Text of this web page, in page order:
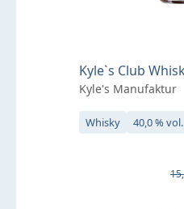
Kyle`s Club
Kyle's Manufaktur
Whisky 40,0 % vol.